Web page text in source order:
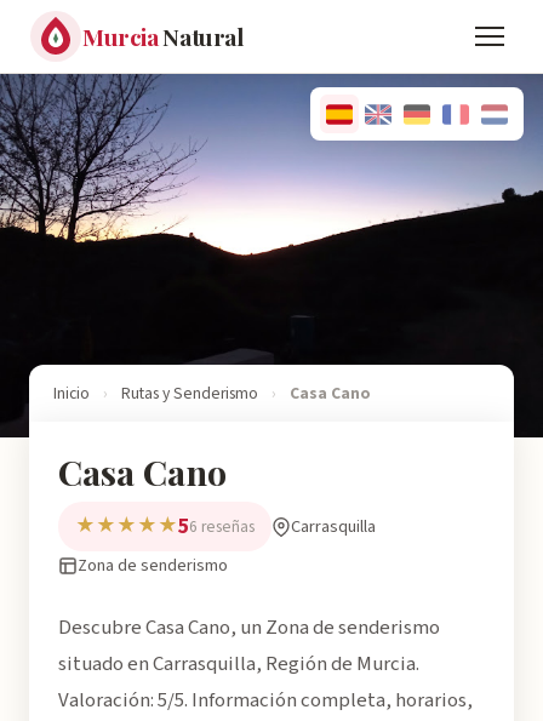
MurciaNatural
Inicio › Rutas y Senderismo › Casa Cano
Casa Cano
★★★★★56 reseñas
Carrasquilla
Zona de senderismo
Descubre Casa Cano, un Zona de senderismo
situado en Carrasquilla, Región de Murcia.
Valoración: 5/5. Información completa, horarios,